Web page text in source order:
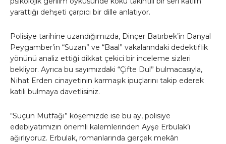
yarattığı dehşeti çarpıcı bir dille anlatıyor.
Polisiye tarihine uzandığımızda, Dinçer Batırbek’in Danyal
Peygamber’in “Suzan” ve “Baal” vakalarındaki dedektiflik
yönünü analiz ettiği dikkat çekici bir inceleme sizleri
bekliyor. Ayrıca bu sayımızdaki “Çifte Dul” bulmacasıyla,
Nihat Erden cinayetinin karmaşık ipuçlarını takip ederek
katili bulmaya davetlisiniz.
“Suçun Mutfağı” köşemizde ise bu ay, polisiye
edebiyatımızın önemli kalemlerinden Ayşe Erbulak’ı
ağırlıyoruz. Erbulak, romanlarında gerçek mekân